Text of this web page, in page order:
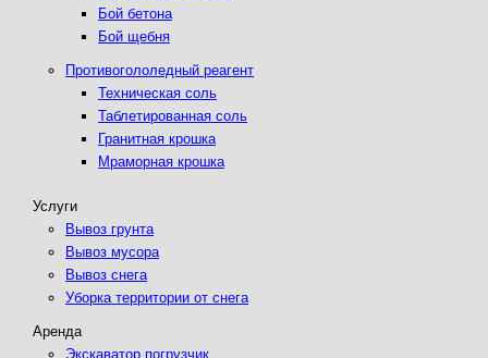
Бой бетона
Бой щебня
Противогололедный реагент
Техническая соль
Таблетированная соль
Гранитная крошка
Мраморная крошка
Услуги
Вывоз грунта
Вывоз мусора
Вывоз снега
Уборка территории от снега
Аренда
Экскаватор погрузчик